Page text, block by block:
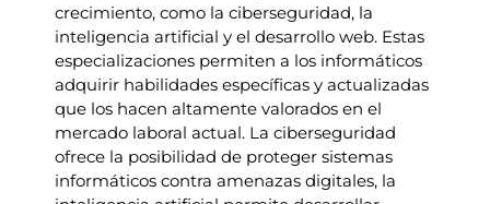
crecimiento, como la ciberseguridad, la
inteligencia artificial y el desarrollo web. Estas
especializaciones permiten a los informáticos
adquirir habilidades específicas y actualizadas
que los hacen altamente valorados en el
mercado laboral actual. La ciberseguridad
ofrece la posibilidad de proteger sistemas
informáticos contra amenazas digitales, la